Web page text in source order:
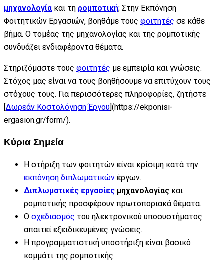
μηχανολογία και τη ρομποτική; Στην Εκπόνηση
Φοιτητικών Εργασιών, βοηθάμε τους φοιτητές σε κάθε
βήμα. Ο τομέας της μηχανολογίας και της ρομποτικής
συνδυάζει ενδιαφέροντα θέματα.
Στηριζόμαστε τους φοιτητές με εμπειρία και γνώσεις.
Στόχος μας είναι να τους βοηθήσουμε να επιτύχουν τους
στόχους τους. Για περισσότερες πληροφορίες, ζητήστε
[Δωρεάν Κοστολόγηση Έργου](https://ekponisi-
ergasion.gr/form/).
Κύρια Σημεία
Η στήριξη των φοιτητών είναι κρίσιμη κατά την
εκπόνηση διπλωματικών έργων.
Διπλωματικές εργασίες μηχανολογίας και
ρομποτικής προσφέρουν πρωτοποριακά θέματα.
Ο σχεδιασμός του ηλεκτρονικού υποσυστήματος
απαιτεί εξειδικευμένες γνώσεις.
Η προγραμματιστική υποστήριξη είναι βασικό
κομμάτι της ρομποτικής.